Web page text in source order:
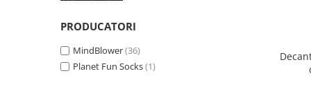
PRODUCATORI
MindBlower(36)
Planet Fun Socks(1)